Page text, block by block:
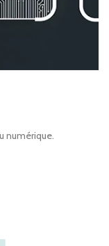
numérique.